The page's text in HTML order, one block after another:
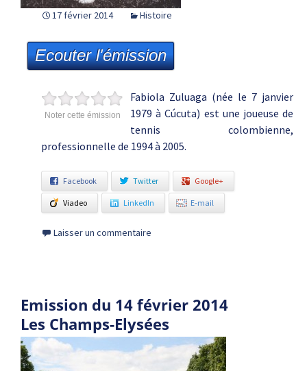
17 février 2014 Histoire
Ecouter l'émission
Noter cette émission
Fabiola Zuluaga (née le 7 janvier
1979 à Cúcuta) est une joueuse de
tennis colombienne,
professionnelle de 1994 à 2005.
Facebook Twitter Google+
Viadeo LinkedIn E-mail
Laisser un commentaire
Emission du 14 février 2014
Les Champs-Elysées